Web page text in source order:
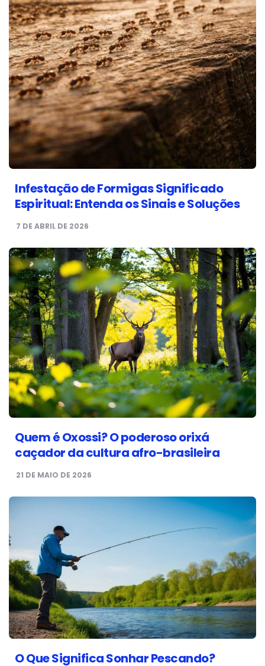
Infestação de Formigas Significado
Espiritual: Entenda os Sinais e Soluções
7 DE ABRIL DE 2026
Quem é Oxossi? O poderoso orixá
caçador da cultura afro-brasileira
21 DE MAIO DE 2026
O Que Significa Sonhar Pescando?